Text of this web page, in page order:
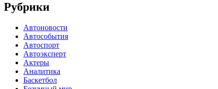
Рубрики
Автоновости
Автособытия
Автоспорт
Автоэксперт
Актеры
Аналитика
Баскетбол